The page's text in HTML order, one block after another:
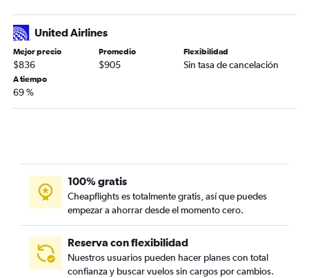
United Airlines
Mejor precio
$836
Promedio
$905
Flexibilidad
Sin tasa de cancelación
A tiempo
69 %
100% gratis
Cheapflights es totalmente gratis, así que puedes
empezar a ahorrar desde el momento cero.
Reserva con flexibilidad
Nuestros usuarios pueden hacer planes con total
confianza y buscar vuelos sin cargos por cambios.